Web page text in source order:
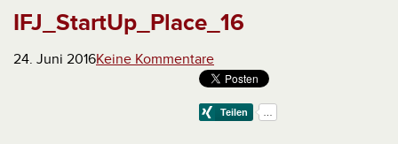
IFJ_StartUp_Place_16
24. Juni 2016Keine Kommentare